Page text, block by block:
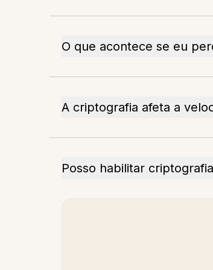
O que acontece se eu
A criptografia afeta a
Posso habilitar